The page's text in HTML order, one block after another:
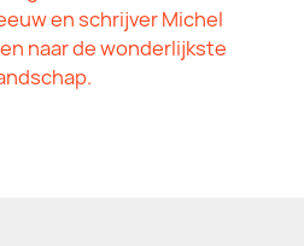
en schrijver Michel
naar de wonderlijkste